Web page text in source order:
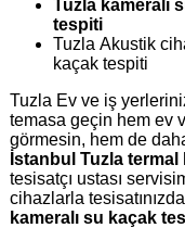
Tuzla kameralı
tespiti
Tuzla Akustik
kaçak tespiti
Tuzla Ev ve iş
temasa geçin hem ev
görmesin, hem de
İstanbul Tuzla
tesisatçı ustası
cihazlarla
kameralı su kaçak